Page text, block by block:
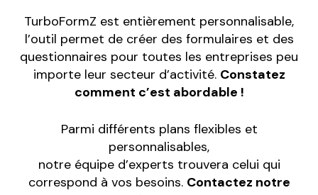
TurboFormZ est entièrement personnalisable,
l’outil permet de créer des formulaires et des
questionnaires pour toutes les entreprises peu
importe leur secteur d’activité. Constatez
comment c’est abordable !
Parmi différents plans flexibles et
personnalisables,
notre équipe d’experts trouvera celui qui
correspond à vos besoins. Contactez notre